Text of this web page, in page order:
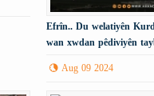
Efrîn.. Du welatiyên
wan xwdan pêdiviyên
Aug 09 2024